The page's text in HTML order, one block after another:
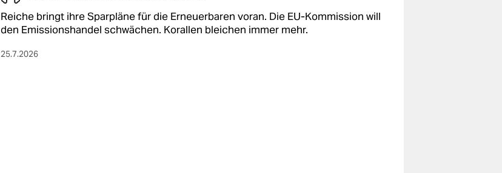
Reiche bringt ihre Sparpläne für die Erneuerbaren voran. Die EU-Kommission will
den Emissionshandel schwächen. Korallen bleichen immer mehr.
25.7.2026